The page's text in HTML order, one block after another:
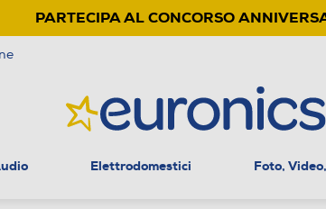
PARTECIPA AL CONCORSO
Elettrodomestici Foto,